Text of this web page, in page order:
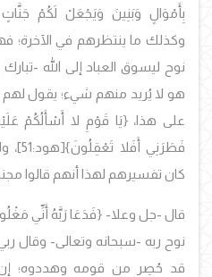
بِأَمْوَالٍ وَبَنِينَ وَيَجْعَلْ لَكُمْ
وكذلك ما ينتظرهم في الآخرة؛
نوح ليسوق العباد إلى الله -
هو لا يُريد منهم شيء؛ يقول لهم
على هذا،{يَا قَوْمِ لا أَسْأَلُكُمْ
فَطَرَنِي أَفَلا تَعْقِلُونَ}
كان تفسيرهم لهذا أنهم قالوا
قال -جل وعلا- {فَدَعَا رَبَّهُ أَنِّي
نوح ربه -سبحانه وتعالى- وقال
قد حُصِر من قومه وهددوه؛